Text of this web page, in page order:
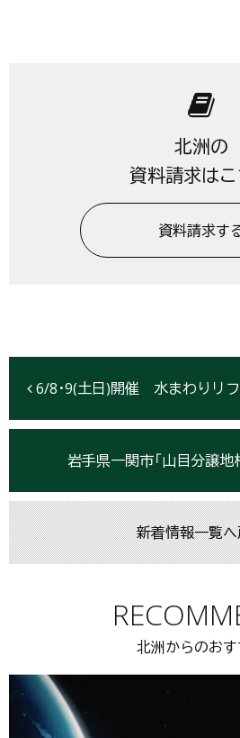
北洲の
資料請求は
資料請求す
岩手県一関市「山目分譲地
新着情報一覧
北洲からのお